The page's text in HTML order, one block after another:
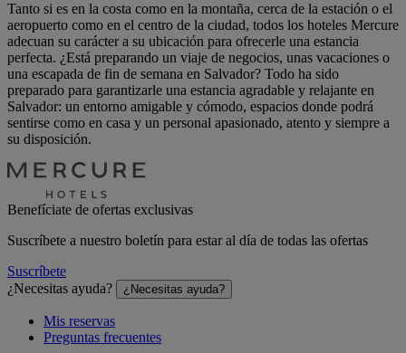
Tanto si es en la costa como en la montaña, cerca de la estación o el
aeropuerto como en el centro de la ciudad, todos los hoteles Mercure
adecuan su carácter a su ubicación para ofrecerle una estancia
perfecta. ¿Está preparando un viaje de negocios, unas vacaciones o
una escapada de fin de semana en Salvador? Todo ha sido
preparado para garantizarle una estancia agradable y relajante en
Salvador: un entorno amigable y cómodo, espacios donde podrá
sentirse como en casa y un personal apasionado, atento y siempre a
su disposición.
Benefíciate de ofertas exclusivas
Suscríbete a nuestro boletín para estar al día de todas las ofertas
Suscríbete
¿Necesitas ayuda?
¿Necesitas ayuda?
Mis reservas
Preguntas frecuentes